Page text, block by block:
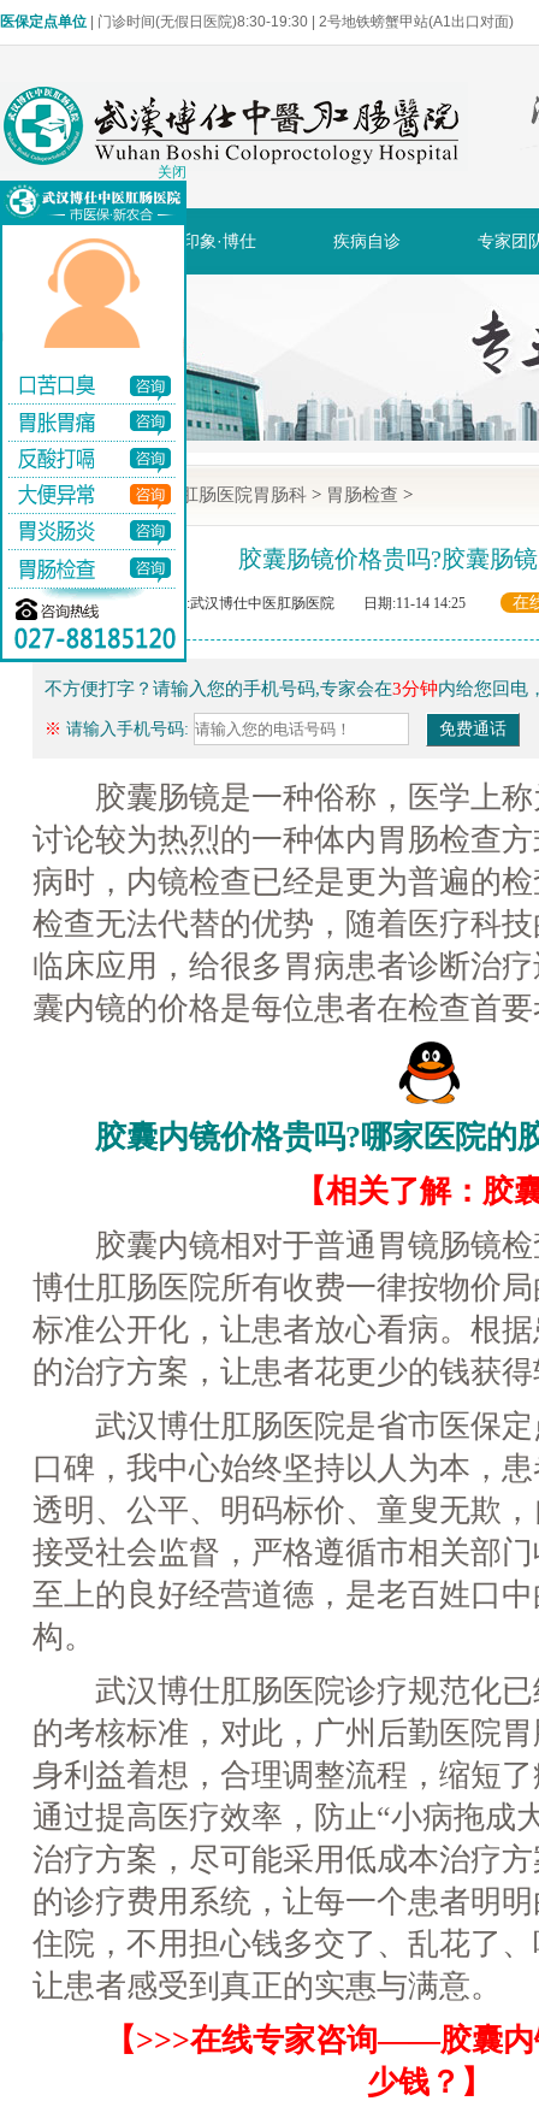
医保定点单位 | 门诊时间(无假日医院)8:30-19:30 | 2号地铁螃蟹甲站(A1出口对面)
网站首页 印象·博仕 疾病自诊 专家团
当前位置: 武汉博仕肛肠医院胃肠科 > 胃肠检查 >
胶囊肠镜价格贵吗?胶囊肠
来源:武汉博仕中医肛肠医院 日期:11-14 14:25 在
不方便打字？请输入您的手机号码,专家会在3分钟内给您回电
※ 请输入手机号码:
胶囊肠镜是一种俗称，医学上称
讨论较为热烈的一种体内胃肠检查
病时，内镜检查已经是更为普遍的
检查无法代替的优势，随着医疗科
临床应用，给很多胃病患者诊断治
囊内镜的价格是每位患者在检查首
胶囊内镜价格贵吗?哪家医院的
【相关了解：胶
胶囊内镜相对于普通胃镜肠镜检
博仕肛肠医院所有收费一律按物价
标准公开化，让患者放心看病。根
的治疗方案，让患者花更少的钱获
武汉博仕肛肠医院是省市医保定
口碑，我中心始终坚持以人为本，
透明、公平、明码标价、童叟无欺
接受社会监督，严格遵循市相关部
至上的良好经营道德，是老百姓口
构。
武汉博仕肛肠医院诊疗规范化已
的考核标准，对此，广州后勤医院
身利益着想，合理调整流程，缩短
通过提高医疗效率，防止“小病拖成
治疗方案，尽可能采用低成本治疗
的诊疗费用系统，让每一个患者明
住院，不用担心钱多交了、乱花了
让患者感受到真正的实惠与满意。
【>>>在线专家咨询——胶囊
少钱？】
关闭